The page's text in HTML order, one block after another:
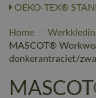
OEKO-TEX®
Home /
MASCOT®
donkerantraciet/